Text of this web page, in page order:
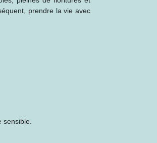
prendre la vie avec